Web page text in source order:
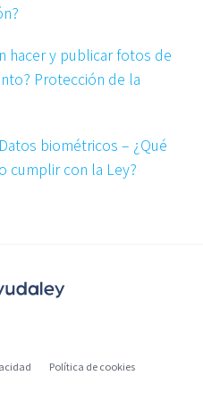
hacer y publicar fotos de
Protección de la
Datos biométricos – ¿Qué
cumplir con la Ley?
Política de cookies